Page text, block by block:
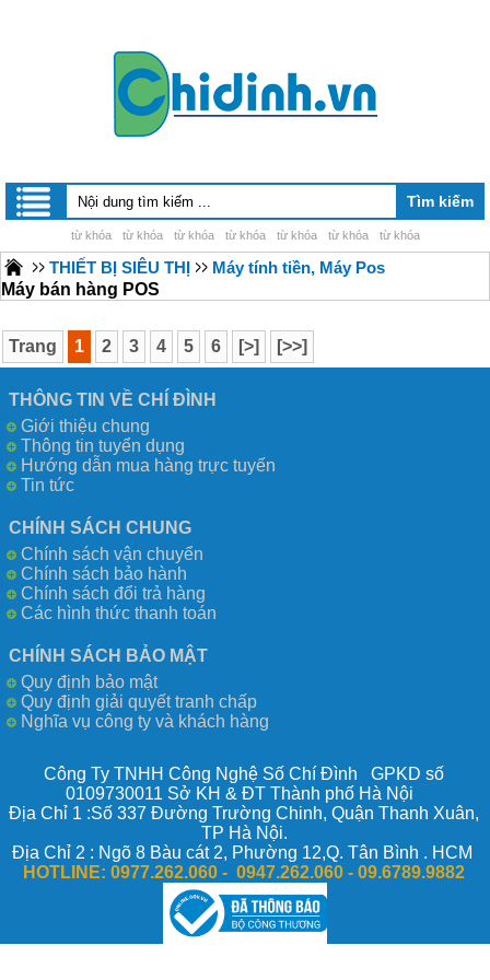
từ khóa từ khóa từ khóa từ khóa từ khóa từ khóa từ khóa
THIẾT BỊ SIÊU THỊ
Máy tính tiền, Máy Pos
Máy bán hàng POS
Trang 1 2 3 4 5 6 [>] [>>]
THÔNG TIN VỀ CHÍ ĐÌNH
Giới thiệu chung
Thông tin tuyển dụng
Hướng dẫn mua hàng trực tuyến
Tin tức
CHÍNH SÁCH CHUNG
Chính sách vận chuyển
Chính sách bảo hành
Chính sách đổi trả hàng
Các hình thức thanh toán
CHÍNH SÁCH BẢO MẬT
Quy định bảo mật
Quy định giải quyết tranh chấp
Nghĩa vụ công ty và khách hàng
Công Ty TNHH Công Nghệ Số Chí Đình GPKD số
0109730011 Sở KH & ĐT Thành phố Hà Nội
Địa Chỉ 1 :Số 337 Đường Trường Chinh, Quận Thanh Xuân,
TP Hà Nội.
Địa Chỉ 2 : Ngõ 8 Bàu cát 2, Phường 12,Q. Tân Bình . HCM
HOTLINE: 0977.262.060 - 0947.262.060 -09.6789.9882